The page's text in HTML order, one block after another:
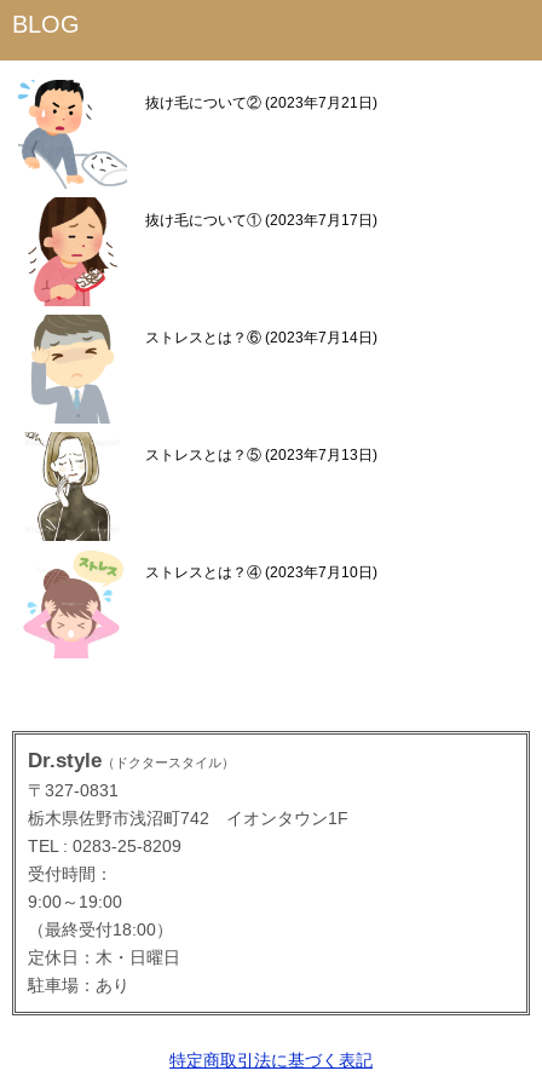
BLOG
抜け毛について② 2023年7月21日
抜け毛について① 2023年7月17日
ストレスとは？⑥ 2023年7月14日
ストレスとは？⑤ 2023年7月13日
ストレスとは？④ 2023年7月10日
Dr.style （ドクタースタイル）
〒327-0831
栃木県佐野市浅沼町742 イオンタウン1F
TEL : 0283-25-8209
受付時間：
9:00～19:00
（最終受付18:00）
定休日：木・日曜日
駐車場：あり
特定商取引法に基づく表記